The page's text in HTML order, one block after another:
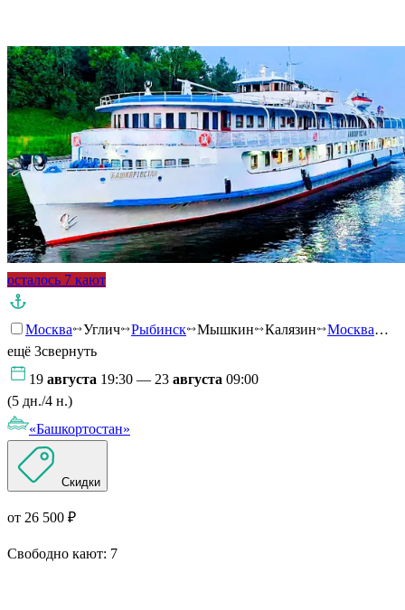
осталось 7 кают
Москва Углич Рыбинск Мышкин Калязин Москва…
ещё 3свернуть
19 августа 19:30 — 23 августа 09:00
(5 дн./4 н.)
«Башкортостан»
Скидки
от 26 500 ₽
Свободно кают: 7